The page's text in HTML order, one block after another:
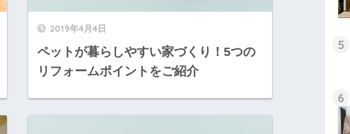
2019年4月4日
ペットが暮らしやすい家づくり！5つの
リフォームポイントをご紹介
5
6